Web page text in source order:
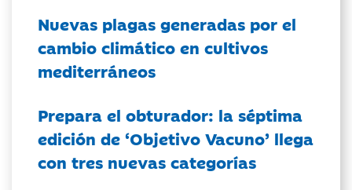
Nuevas plagas generadas por el
cambio climático en cultivos
mediterráneos
Prepara el obturador: la séptima
edición de ‘Objetivo Vacuno’ llega
con tres nuevas categorías